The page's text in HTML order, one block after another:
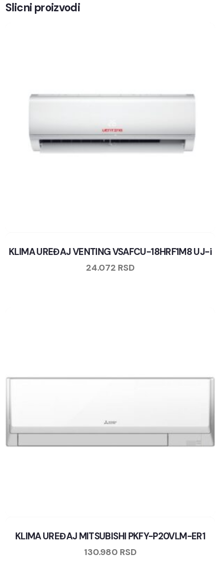
Slicni proizvodi
KLIMA UREĐAJ VENTING VSAFCU-18HRF1M8 UJ-i
24.072 RSD
KLIMA UREĐAJ MITSUBISHI PKFY-P20VLM-ER1
130.980 RSD